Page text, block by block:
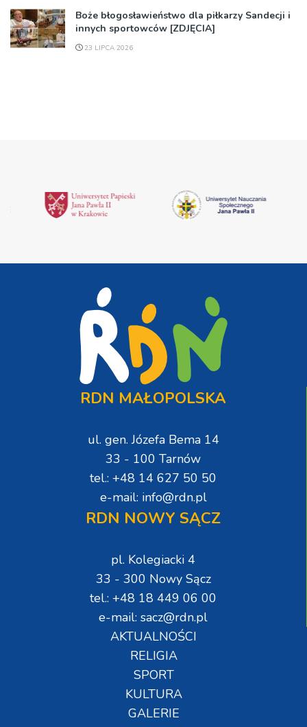
Boże błogosławieństwo dla piłkarzy Sandecji i
innych sportowców [ZDJĘCIA]
23 LIPCA 2026
RDN MAŁOPOLSKA
ul. gen. Józefa Bema 14
33 - 100 Tarnów
tel.: +48 14 627 50 50
e-mail: info@rdn.pl
RDN NOWY SĄCZ
pl. Kolegiacki 4
33 - 300 Nowy Sącz
tel.: +48 18 449 06 00
e-mail: sacz@rdn.pl
AKTUALNOŚCI
RELIGIA
SPORT
KULTURA
GALERIE